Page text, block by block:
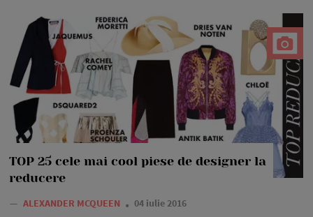
TOP 25 cele mai cool piese de designer la
reducere
— ALEXANDER MCQUEEN 04 iulie 2016